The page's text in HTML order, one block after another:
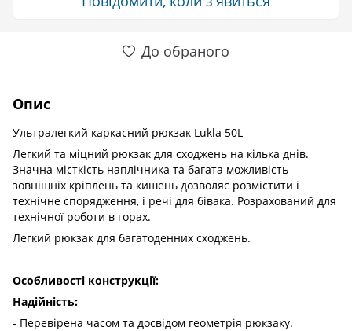
До обраного
Опис
Ультралегкий каркасний рюкзак Lukla 50L
Легкий та міцний рюкзак для сходжень на кілька днів.
Значна місткість наплічника та багата можливість
зовнішніх кріплень та кишень дозволяє розмістити і
технічне спорядження, і речі для бівака. Розрахований для
технічної роботи в горах.
Легкий рюкзак для багатоденних сходжень.
Особливості конструкції:
Надійність:
- Перевірена часом та досвідом геометрія рюкзаку.